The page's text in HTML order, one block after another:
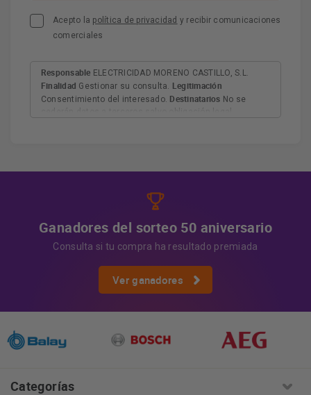
Acepto la política de privacidad y recibir comunicaciones
comerciales
Responsable ELECTRICIDAD MORENO CASTILLO, S.L.
Finalidad Gestionar su consulta. Legitimación
Consentimiento del interesado. Destinatarios No se
Ganadores del sorteo 50 aniversario
Consulta si tu compra ha resultado premiada
Ver ganadores
Categorías